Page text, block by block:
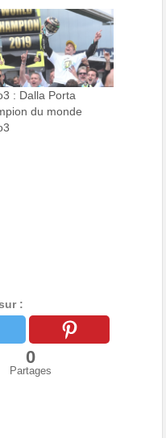
: Dalla Porta
du monde
:
0
Partages